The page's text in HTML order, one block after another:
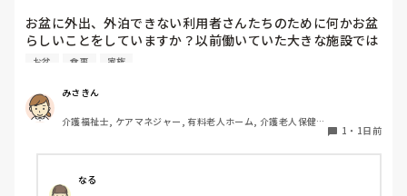
お盆に外出、外泊できない利用者さんたちのために何かお盆
らしいことをしていますか？以前働いていた大きな施設では
実際に住職さんを呼びご焼香できるようにそれ用のスペース
族が面会に来る…などでした。お盆まであと少しです。何か
していることがあればぜひシェアよろしくお願いします。
お盆 食事 家族
みさきん
介護福祉士, ケアマネジャー, 有料老人ホーム, 介護老人保健施
1 ・ 1日前
なる